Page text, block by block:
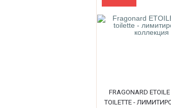
FRAGONARD
TOILETTE -